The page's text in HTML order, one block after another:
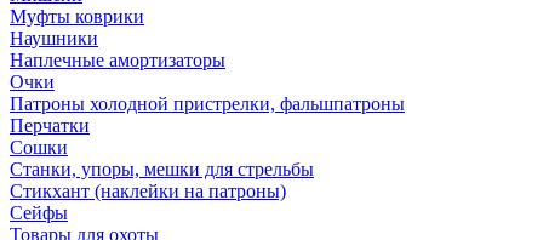
Муфты коврики
Наушники
Наплечные амортизаторы
Очки
Патроны холодной пристрелки, фальшпатроны
Перчатки
Сошки
Станки, упоры, мешки для стрельбы
Стикхант (наклейки на патроны)
Сейфы
Товары для охоты